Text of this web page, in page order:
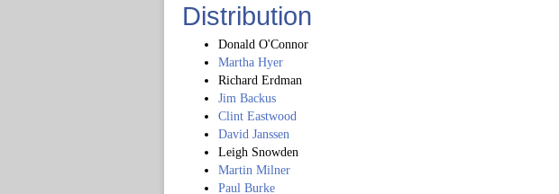
Distribution
Donald O'Connor
Martha Hyer
Richard Erdman
Jim Backus
Clint Eastwood
David Janssen
Leigh Snowden
Martin Milner
Paul Burke